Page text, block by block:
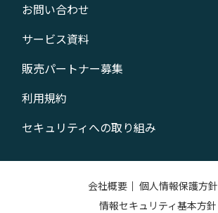
お問い合わせ
サービス資料
販売パートナー募集
利用規約
セキュリティへの取り組み
会社概要｜ 個人情報保護方針
情報セキュリティ基本方針